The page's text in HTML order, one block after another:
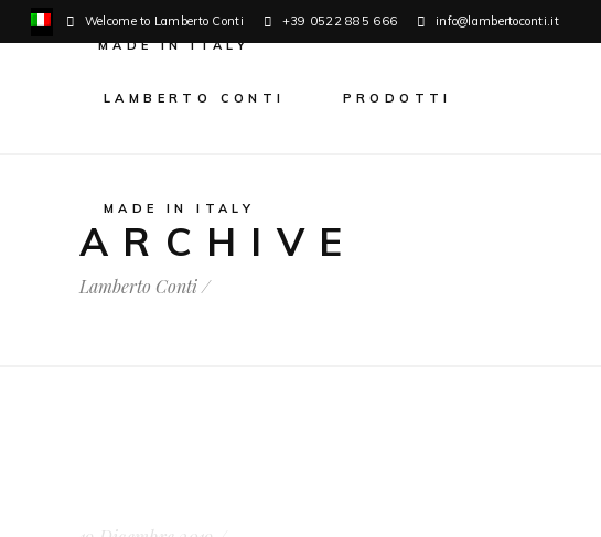
Welcome to Lamberto Conti +39 0522 885 666 info@lambertoconti.it
LAMBERTO CONTI PRODOTTI
MADE IN ITALY
MADE IN ITALY
ARCHIVE
Lamberto Conti/